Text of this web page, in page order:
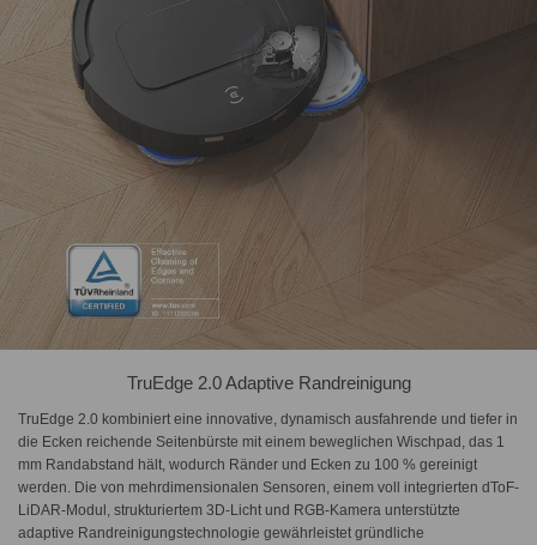
TruEdge 2.0 Adaptive Randreinigung
TruEdge 2.0 kombiniert eine innovative, dynamisch ausfahrende und tiefer in
die Ecken reichende Seitenbürste mit einem beweglichen Wischpad, das 1
mm Randabstand hält, wodurch Ränder und Ecken zu 100 % gereinigt
werden. Die von mehrdimensionalen Sensoren, einem voll integrierten dToF-
LiDAR-Modul, strukturiertem 3D-Licht und RGB-Kamera unterstützte
adaptive Randreinigungstechnologie gewährleistet gründliche